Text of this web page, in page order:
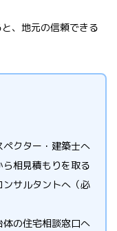
、地元の信頼できる
クター・建築士へ
相見積もりを取る
サルタントへ（必
の住宅相談窓口へ